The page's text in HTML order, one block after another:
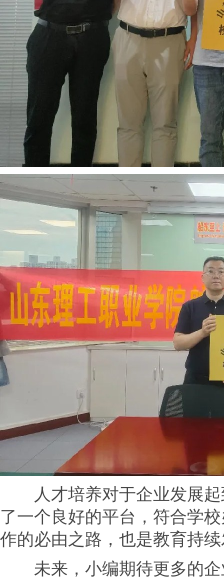
人才培养对于企业发展起
了一个良好的平台，符合学
作的必由之路，也是教育持
未来，小编期待更多的企